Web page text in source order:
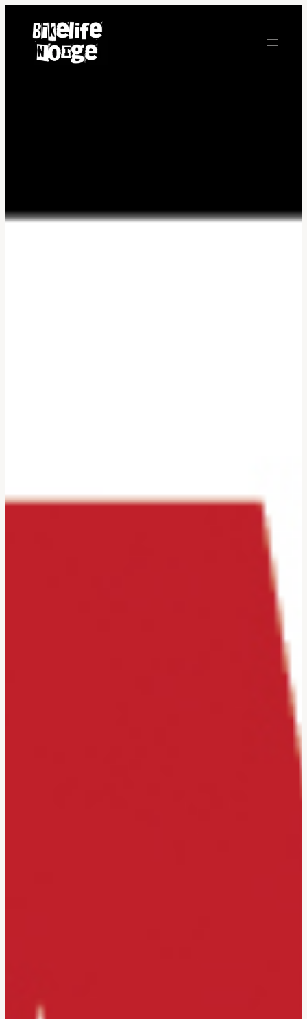
innhold